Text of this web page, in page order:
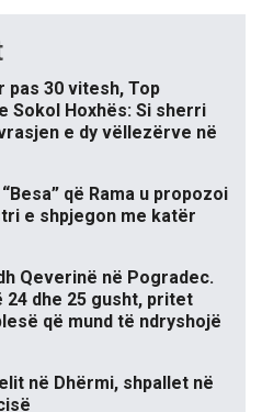
pas 30 vitesh, Top
Sokol Hoxhës: Si sherri
e dy vëllezërve në
që Rama u propozoi
e shpjegon me katër
Qeverinë në Pogradec.
dhe 25 gusht, pritet
që mund të ndryshojë
në Dhërmi, shpallet në